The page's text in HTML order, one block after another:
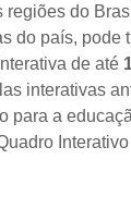
regiões do
do país, pode
de até
interativas
para a
Interativo